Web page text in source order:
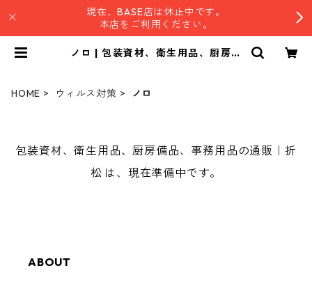
現在、BASE店は休止中です。
本店をご利用ください。
ノロ | 包装資材、衛生用品、厨房備
HOME ウィルス対策 ノロ
包装資材、衛生用品、厨房備品、事務用品の通販｜折
松 は、現在準備中です。
ABOUT